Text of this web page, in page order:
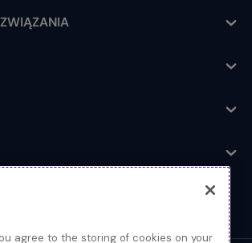
agree to the storing of cookies on your